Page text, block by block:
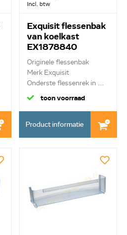
Incl. btw
Exquisit flessenbak
van koelkast
EX1878840
Originele flessenbak
Merk Exquisit
Onderste flessenrek in ...
toon voorraad
Product informatie